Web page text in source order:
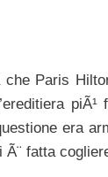
che Paris
era
Ã¨ fatta